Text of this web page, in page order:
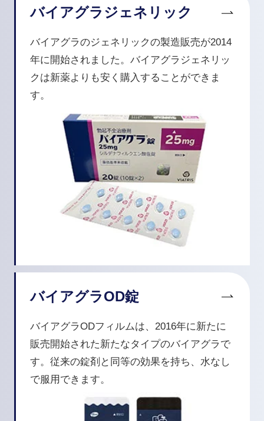
バイアグラジェネリック
バイアグラのジェネリックの製造販売が2014
年に開始されました。バイアグラジェネリッ
クは新薬よりも安く購入することができま
す。
バイアグラOD錠
バイアグラODフィルムは、2016年に新たに
販売開始された新たなタイプのバイアグラで
す。従来の錠剤と同等の効果を持ち、水なし
で服用できます。